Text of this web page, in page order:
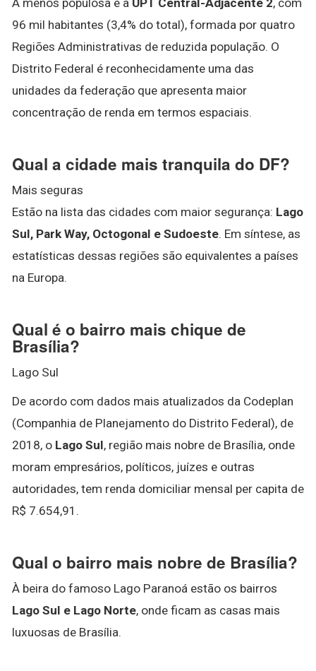
96 mil habitantes (3,4% do total), formada por quatro
Regiões Administrativas de reduzida população. O
Distrito Federal é reconhecidamente uma das
unidades da federação que apresenta maior
concentração de renda em termos espaciais.
Qual a cidade mais tranquila do DF?
Mais seguras
Estão na lista das cidades com maior segurança: Lago
Sul, Park Way, Octogonal e Sudoeste. Em síntese, as
estatísticas dessas regiões são equivalentes a países
na Europa.
Qual é o bairro mais chique de
Brasília?
Lago Sul
De acordo com dados mais atualizados da Codeplan
(Companhia de Planejamento do Distrito Federal), de
2018, o Lago Sul, região mais nobre de Brasília, onde
moram empresários, políticos, juízes e outras
autoridades, tem renda domiciliar mensal per capita de
R$ 7.654,91.
Qual o bairro mais nobre de Brasília?
À beira do famoso Lago Paranoá estão os bairros
Lago Sul e Lago Norte, onde ficam as casas mais
luxuosas de Brasília.